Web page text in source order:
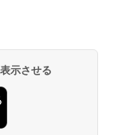
示させる